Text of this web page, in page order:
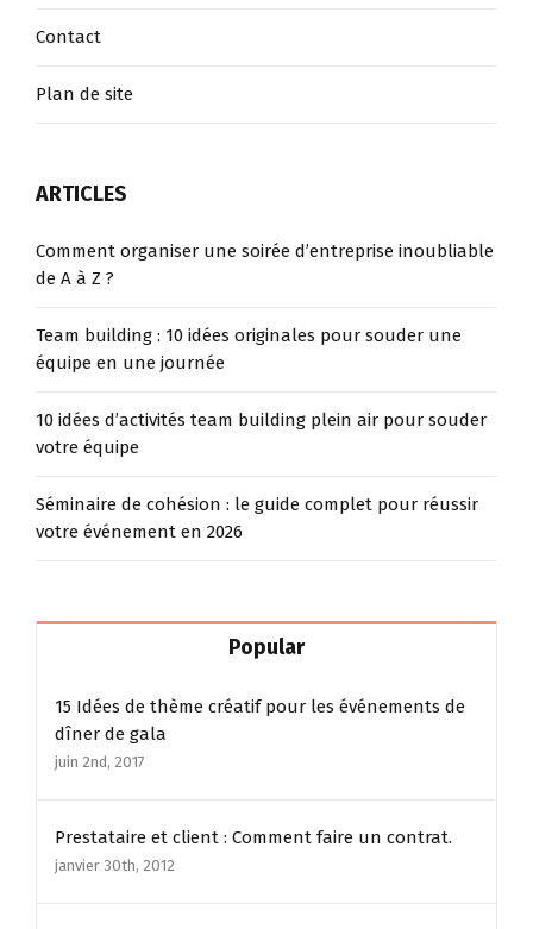
Contact
Plan de site
ARTICLES
Comment organiser une soirée d’entreprise inoubliable
de A à Z ?
Team building : 10 idées originales pour souder une
équipe en une journée
10 idées d’activités team building plein air pour souder
votre équipe
Séminaire de cohésion : le guide complet pour réussir
votre événement en 2026
Popular
15 Idées de thème créatif pour les événements de
dîner de gala
juin 2nd, 2017
Prestataire et client : Comment faire un contrat.
janvier 30th, 2012